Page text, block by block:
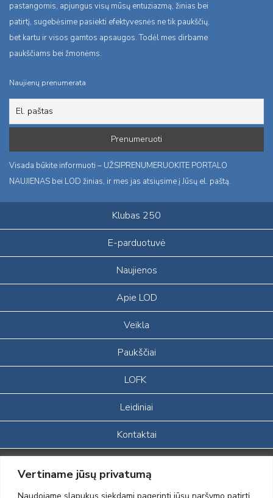
Vertiname jūsų privatumą
Naudojame slapukus siekdami pagerinti jūsų naršymo patirtį,
pastangomis, apjungus visų mūsų entuziazmą, žinias bei
patirtį, sugebėsime pasiekti efektyvesnės ne tik paukščių,
bet kartu ir visos gamtos apsaugos. Todėl mes dirbame
paukščiams bei žmonėms.
Naujienų prenumerata
Visada būkite informuoti – UŽSIPRENUMERUOKITE PORTALO
NAUJIENAS bei LOD žinias, ir mes jas atsiųsime į Jūsų el. paštą.
Klubas 250
E-parduotuvė
Naujienos
Apie LOD
Veikla
Paukščiai
LOFK
Leidiniai
Kontaktai
Portalas sukurtas įgyvendinant Lietuvos Respublikos, Europos
ekonominės erdvės ir Norvegijos finansinių mechanizmų iš dalies
finansuojamą paprojektį